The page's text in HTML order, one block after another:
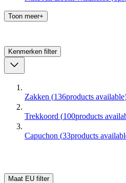
Toon meer+
Kenmerken filter
Zakken (136products available
Trekkoord (100products
Capuchon (33products
Maat EU filter